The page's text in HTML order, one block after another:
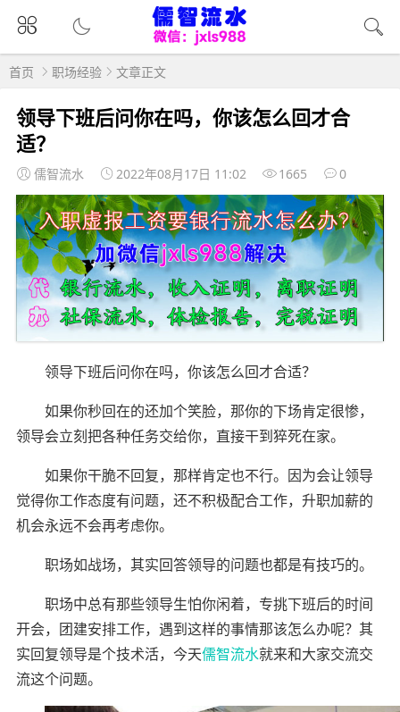
首页 职场经验 文章正文
领导下班后问你在吗，你该怎么回才合
适？
儒智流水 2022年08月17日 11:02 1665 0
领导下班后问你在吗，你该怎么回才合适？
如果你秒回在的还加个笑脸，那你的下场肯定很惨，
领导会立刻把各种任务交给你，直接干到猝死在家。
如果你干脆不回复，那样肯定也不行。因为会让领导
觉得你工作态度有问题，还不积极配合工作，升职加薪的
机会永远不会再考虑你。
职场如战场，其实回答领导的问题也都是有技巧的。
职场中总有那些领导生怕你闲着，专挑下班后的时间
开会，团建安排工作，遇到这样的事情那该怎么办呢？ 其
实回复领导是个技术活，今天儒智流水就来和大家交流交
流这个问题。